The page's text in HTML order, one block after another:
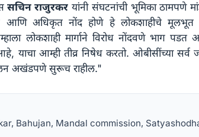
सचिन राजुरकर यांनी संघटनांची भूमिका ठामपणे
आणि अधिकृत नोंद होणे हे लोकशाहीचे
लोकशाही मार्गाने विरोध नोंदवणे भाग पडत
याचा आम्ही तीव्र निषेध करतो. ओबीसींच्या सर्व
अखंडपणे सुरूच राहील."
Bahujan, Mandal commission,